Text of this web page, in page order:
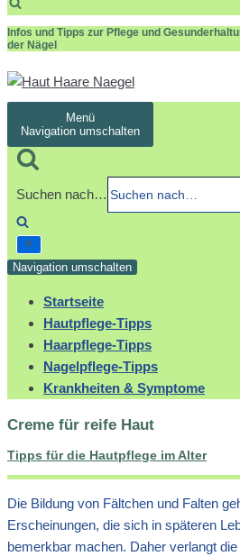
Infos und Tipps zur Pflege und
der Nägel
Menü
Navigation umschalten
Suchen nach…
Navigation umschalten
Startseite
Hautpflege-Tipps
Haarpflege-Tipps
Nagelpflege-Tipps
Krankheiten & Symptome
Creme für reife Haut
Tipps für die Hautpflege im Alter
Die Bildung von Fältchen und Falten
Erscheinungen, die sich in späteren
bemerkbar machen. Daher verlangt